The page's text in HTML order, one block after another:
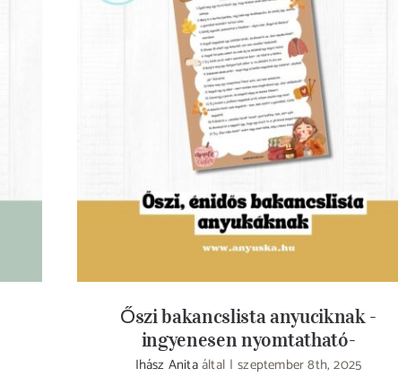
Őszi bakancslista anyuciknak -ingyenesen
nyomtatható-
Őszi bakancslista anyuciknak -
ingyenesen nyomtatható-
Ihász Anitaáltal | szeptember 8th, 2025